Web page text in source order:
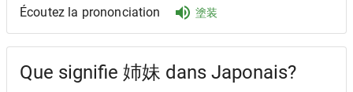
Écoutez la prononciation
塗装
Que signifie 姉妹 dans Japonais?